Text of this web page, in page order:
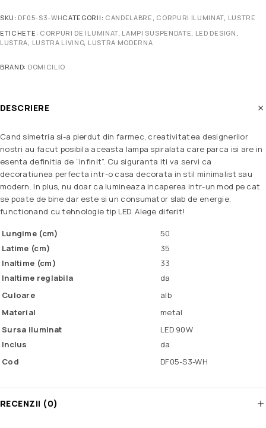
SKU: DF05-S3-WHCATEGORII: CANDELABRE CORPURI ILUMINAT LUSTRE
ETICHETE: CORPURI DE ILUMINAT, LAMPI SUSPENDATE LED DESIGN
LUSTRA LUSTRA LIVING, LUSTRA MODERNA
BRAND: DOMICILIO
DESCRIERE
Cand simetria si-a pierdut din farmec, creativitatea designerilor
nostri au facut posibila aceasta lampa spiralata care parca isi are in
esenta definitia de “infinit”. Cu siguranta iti va servi ca
decoratiunea perfecta intr-o casa decorata in stil minimalist sau
modern. In plus, nu doar ca lumineaza incaperea intr-un mod pe cat
se poate de bine dar este si un consumator slab de energie,
functionand cu tehnologie tip LED. Alege diferit!
Lungime (cm)
50
Latime (cm)
35
Inaltime (cm)
33
Inaltime reglabila
da
Culoare
alb
Material
metal
Sursa iluminat
LED 90W
Inclus
da
Cod
DF05-S3-WH
RECENZII (0)